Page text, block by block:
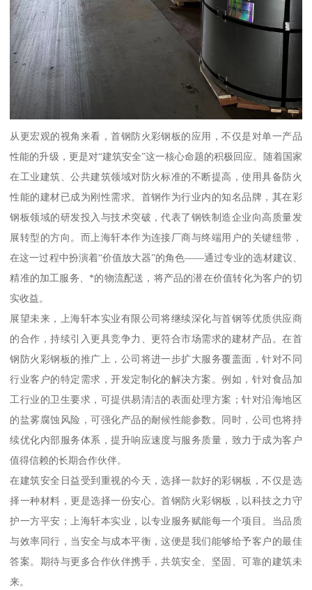
从更宏观的视角来看，首钢防火彩钢板的应用，不仅是对单一产品
性能的升级，更是对“建筑安全”这一核心命题的积极回应。随着国家
在工业建筑、公共建筑领域对防火标准的不断提高，使用具备防火
性能的建材已成为刚性需求。首钢作为行业内的知名品牌，其在彩
钢板领域的研发投入与技术突破，代表了钢铁制造企业向高质量发
展转型的方向。而上海轩本作为连接厂商与终端用户的关键纽带，
在这一过程中扮演着“价值放大器”的角色——通过专业的选材建议、
精准的加工服务、*的物流配送，将产品的潜在价值转化为客户的切
实收益。
展望未来，上海轩本实业有限公司将继续深化与首钢等优质供应商
的合作，持续引入更具竞争力、更符合市场需求的建材产品。在首
钢防火彩钢板的推广上，公司将进一步扩大服务覆盖面，针对不同
行业客户的特定需求，开发定制化的解决方案。例如，针对食品加
工行业的卫生要求，可提供易清洁的表面处理方案；针对沿海地区
的盐雾腐蚀风险，可强化产品的耐候性能参数。同时，公司也将持
续优化内部服务体系，提升响应速度与服务质量，致力于成为客户
值得信赖的长期合作伙伴。
在建筑安全日益受到重视的今天，选择一款好的彩钢板，不仅是选
择一种材料，更是选择一份安心。首钢防火彩钢板，以科技之力守
护一方平安；上海轩本实业，以专业服务赋能每一个项目。当品质
与效率同行，当安全与成本平衡，这便是我们能够给予客户的最佳
答案。期待与更多合作伙伴携手，共筑安全、坚固、可靠的建筑未
来。